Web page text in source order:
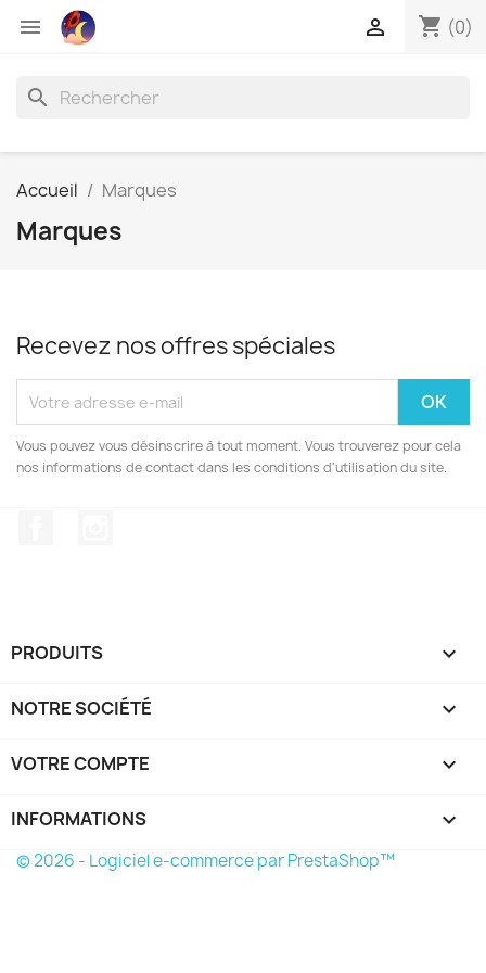
 shopping_cart (0)

search
Accueil Marques
Marques
Recevez nos offres spéciales
Vous pouvez vous désinscrire à tout moment. Vous trouverez pour cela
nos informations de contact dans les conditions d'utilisation du site.
PRODUITS 
NOTRE SOCIÉTÉ 
VOTRE COMPTE 
INFORMATIONS keyboard_arrow_down
© 2026 - Logiciel e-commerce par PrestaShop™